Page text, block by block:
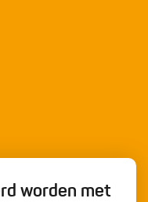
worden met